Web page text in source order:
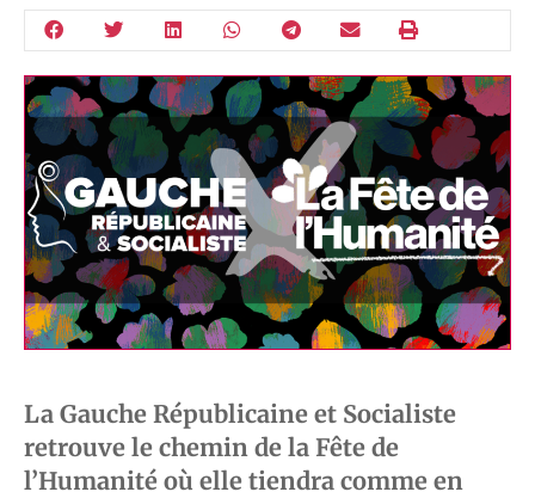
La Gauche Républicaine et Socialiste
retrouve le chemin de la Fête de
l’Humanité où elle tiendra comme en